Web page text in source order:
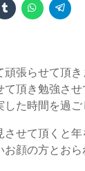
張らせて頂
頂き勉強さ
た時間を過ご
せて頂くと年
顔の方とおら